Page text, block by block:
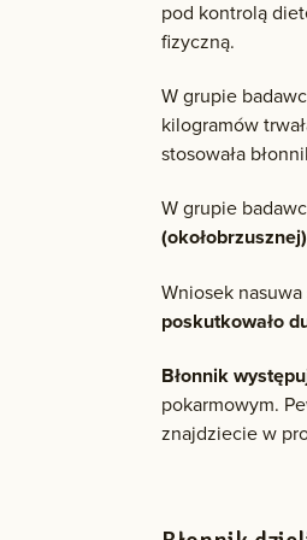
pod kontrolą
fizyczną.
W grupie
kilogramów
stosowała
W grupie
Wniosek
poskutkowało
Błonnik
pokarmowym.
znajdziecie w